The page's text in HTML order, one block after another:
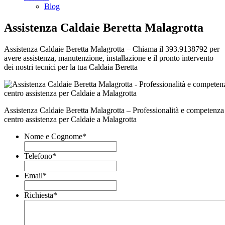
Blog
Assistenza Caldaie Beretta Malagrotta
Assistenza Caldaie Beretta Malagrotta – Chiama il 393.9138792 per
avere assistenza, manutenzione, installazione e il pronto intervento
dei nostri tecnici per la tua Caldaia Beretta
Assistenza Caldaie Beretta Malagrotta – Professionalità e
centro assistenza per Caldaie a Malagrotta
Nome e Cognome*
Telefono*
Email*
Richiesta*